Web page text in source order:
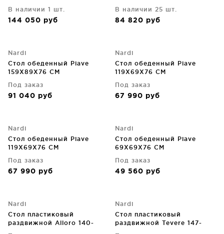
В наличии 1 шт.
144 050 руб
В наличии 25 шт.
84 820 руб
Nardi
Стол обеденный Piave
159X89X76 CM
Под заказ
91 040 руб
Nardi
Стол обеденный Piave
119X69X76 CM
Под заказ
67 990 руб
Nardi
Стол обеденный Piave
119X69X76 CM
Под заказ
67 990 руб
Nardi
Стол обеденный Piave
69X69X76 CM
Под заказ
49 560 руб
Nardi
Стол пластиковый
раздвижной Alloro 140-
Nardi
Стол пластиковый
раздвижной Tevere 147-